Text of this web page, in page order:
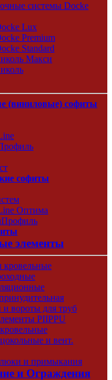
системы Docke
Lux
Premium
Standard
Макси
(виниловые) софиты
софиты
Оптима
элементы
кровельные
вороты для труб
PIIPPU
и вент.
и примыкания
и Ограждения